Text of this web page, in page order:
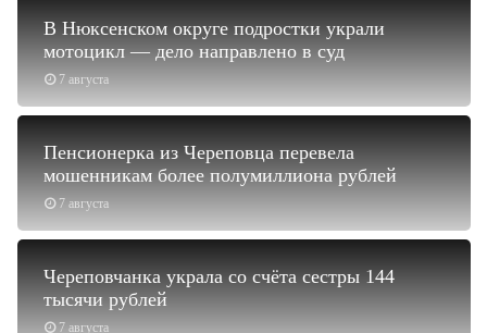
7 августа
В Нюксенском округе подростки украли
мотоцикл — дело направлено в суд
7 августа
Пенсионерка из Череповца перевела
мошенникам более полумиллиона рублей
7 августа
Череповчанка украла со счёта сестры 144
тысячи рублей